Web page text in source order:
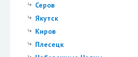
Серов
Якутск
Киров
Плесецк